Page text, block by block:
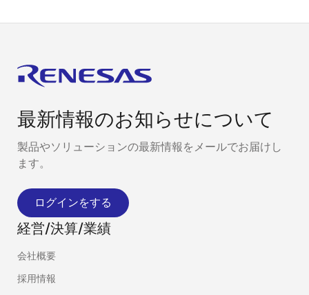
最新情報のお知らせについて
製品やソリューションの最新情報をメールでお届けし
ます。
ログインをする
経営/決算/業績
会社概要
採用情報